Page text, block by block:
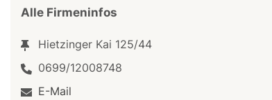
Alle Firmeninfos
Hietzinger Kai 125/44
0699/12008748
E-Mail